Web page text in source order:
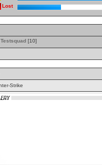
Lost
Testsquad [10]
Strike